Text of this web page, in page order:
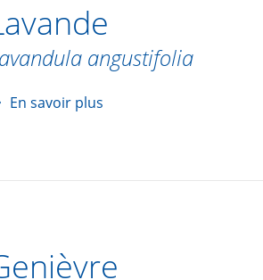
angustifolia
En savoir plus